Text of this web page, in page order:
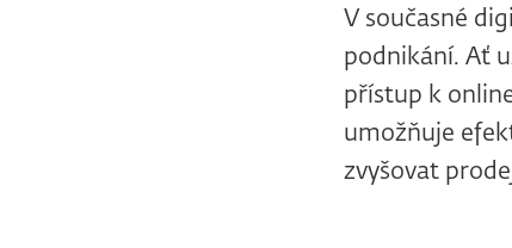
V současné
podnikání. Ať
přístup k
umožňuje
zvyšovat